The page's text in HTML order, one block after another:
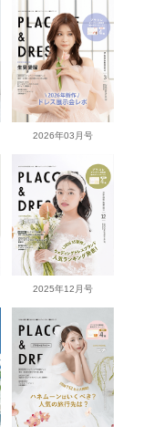
2026年03月号
2025年12月号